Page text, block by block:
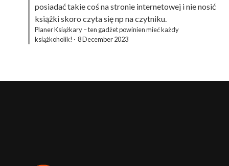
posiadać takie coś na stronie internetowej i nie nosić
książki skoro czyta się np na czytniku.
Planer Książkary – ten gadżet powinien mieć każdy
książkoholik! · 8 December 2023